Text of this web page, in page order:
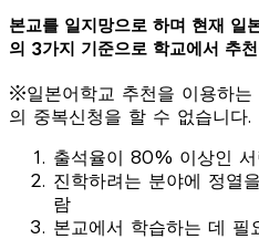
본교를 일지망으로 하며 현재 일
의 3가지 기준으로 학교에서 추
※일본어학교 추천을 이용하는
의 중복신청을 할 수 없습니다.
출석율이 80% 이상인
진학하려는 분야에 정열
람
본교에서 학습하는 데